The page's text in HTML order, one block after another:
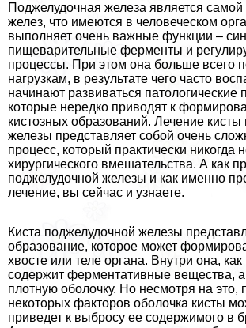
Поджелудочная железа является
желез, что имеются в человеческом
выполняет очень важные функции –
пищеварительные ферменты и
процессы. При этом она больше всего
нагрузкам, в результате чего часто
начинают развиваться патологические
которые нередко приводят к
кистозных образований. Лечение
железы представляет собой очень
процесс, который пpaктически никогда
хирургического вмешательства. А как
поджелудочной железы и как именно
лечение, вы сейчас и узнаете.
Киста поджелудочной железы
образование, которое может
хвосте или теле органа. Внутри она,
содержит ферментативные вещества,
плотную оболочку. Но несмотря на это,
некоторых факторов оболочка кисты
приведет к выбросу ее содержимого в